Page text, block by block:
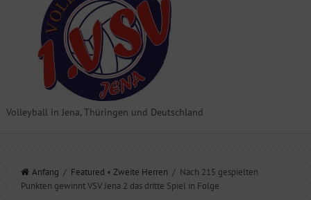
Volleyball in Jena, Thüringen und Deutschland
Anfang / Featured • Zweite Herren / Nach 215 gespielten
Punkten gewinnt VSV Jena 2 das dritte Spiel in Folge